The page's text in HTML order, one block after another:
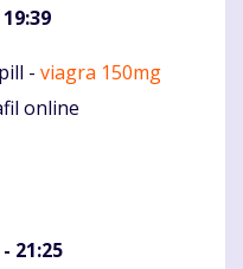
- viagra 150mg
online
21:25